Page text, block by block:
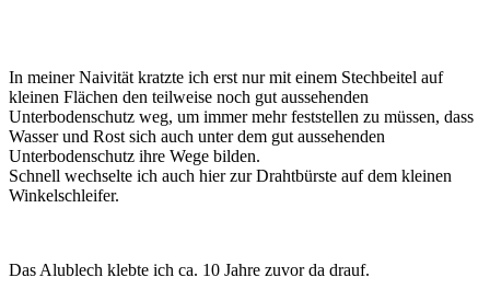
In meiner Naivität kratzte ich erst nur mit einem Stechbeitel auf
kleinen Flächen den teilweise noch gut aussehenden
Unterbodenschutz weg, um immer mehr feststellen zu müssen, dass
Wasser und Rost sich auch unter dem gut aussehenden
Unterbodenschutz ihre Wege bilden.
Schnell wechselte ich auch hier zur Drahtbürste auf dem kleinen
Winkelschleifer.
Das Alublech klebte ich ca. 10 Jahre zuvor da drauf.